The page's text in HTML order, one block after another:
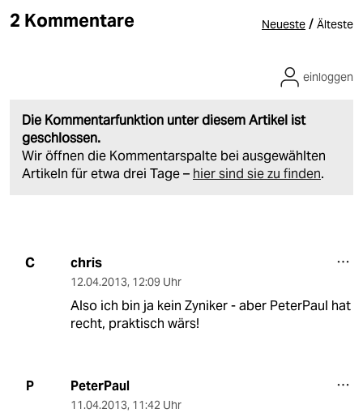
2 Kommentare Neueste / Älteste
Die Kommentarfunktion unter diesem Artikel ist
geschlossen.
Wir öffnen die Kommentarspalte bei ausgewählten
Artikeln für etwa drei Tage – hier sind sie zu finden.
einloggen
C chris
12.04.2013, 12:09 Uhr
Also ich bin ja kein Zyniker - aber PeterPaul hat
recht, praktisch wärs!
P PeterPaul
11.04.2013, 11:42 Uhr